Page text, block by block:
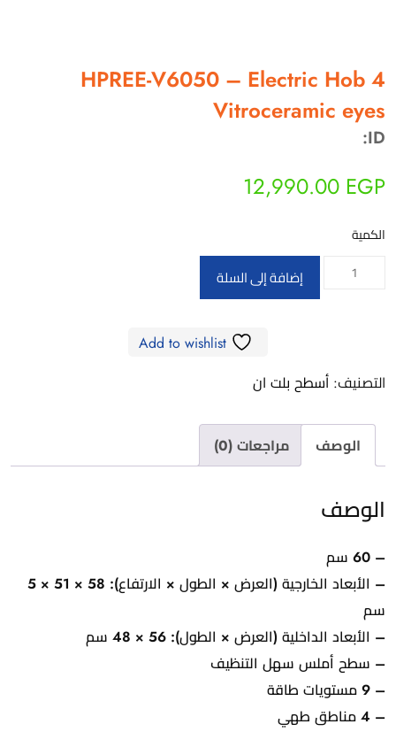
HPREE-V6050 – Electric Hob 4
Vitroceramic eyes
ID:
12,990.00 EGP
الكمية
كمية
Electric
Vitroceramic
إضافة إلى السلة
Add to wishlist
التصنيف: أسطح بلت ان
الوصف مراجعات (0)
الوصف
– 60 سم
– الأبعاد الخارجية (العرض × الطول × الارتفاع): 58 × 51 × 5
سم
– الأبعاد الداخلية (العرض × الطول): 56 × 48 سم
– سطح أملس سهل التنظيف
– 9 مستويات طاقة
– 4 مناطق طهي
ارسل رسالة
محتاج فني تركيب